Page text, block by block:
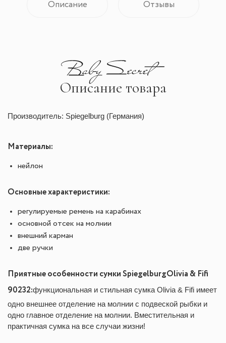
Описание Отзывы
Описание товара
Производитель: Spiegelburg (Германия)
Материалы:
нейлон
Основные характеристики:
регулируемые ремень на карабинах
основной отсек на молнии
внешний карман
две ручки
Приятные особенности сумки SpiegelburgOlivia & Fifi
90232:функциональная и стильная сумка Olivia & Fifi имеет
одно внешнее отделение на молнии с подвеской рыбки и
одно главное отделение на молнии. Вместительная и
практичная сумка на все случаи жизни!